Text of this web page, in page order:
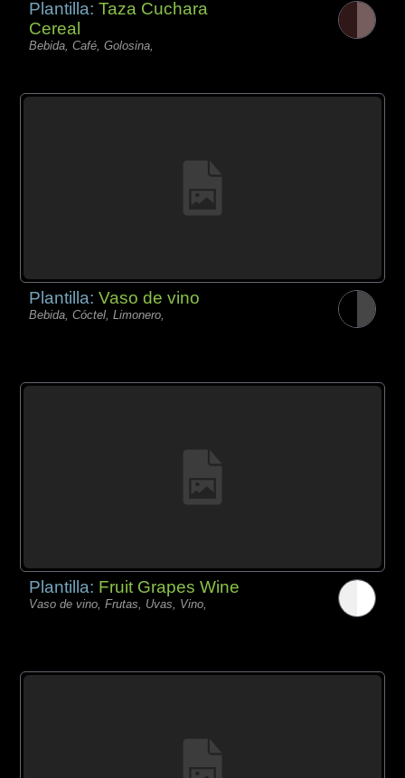
Plantilla:Taza Cuchara
Cereal
Bebida, Café, Golosina,
Plantilla:Vaso de vino
Bebida, Cóctel, Limonero,
Plantilla: Fruit Grapes Wine
Vaso de vino, Frutas, Uvas, Vino,